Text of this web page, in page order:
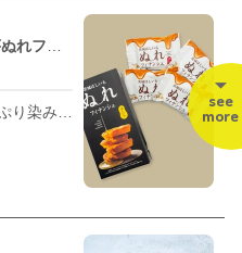
〈DAiCHAN_SWEETS〉干し芋ぬれフィナンシェ
自家製メープルシロップがたっぷり染み込んだ干し芋フィナンシェ。 しっとりやわらかな生地に茨城県産の干し芋が見事にマッチした贅沢な味わいです✨ ・１個 251円 ・４個入 1,000円
see
more